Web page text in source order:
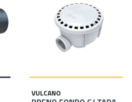
VULCANO